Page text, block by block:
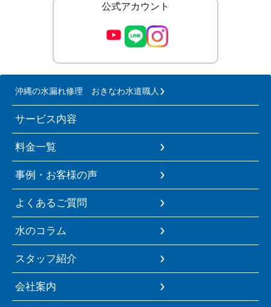
公式アカウント
沖縄の水漏れ修理 おきなわ水道職人
サービス内容
料金一覧
事例・お客様の声
よくあるご質問
水のコラム
スタッフ紹介
会社案内